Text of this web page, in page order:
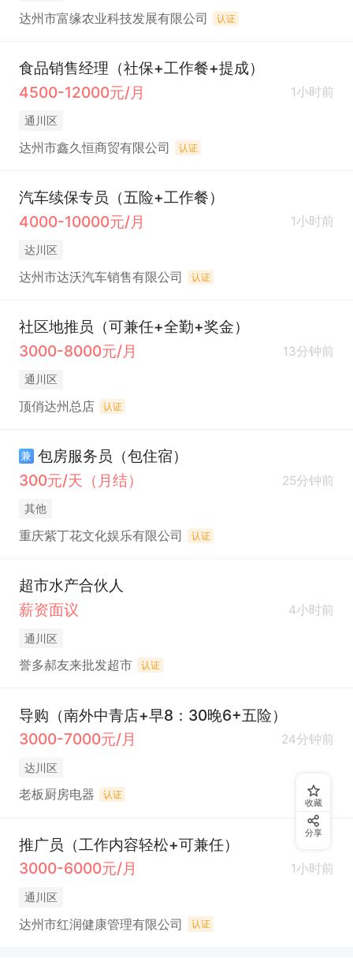
达州市富缘农业科技发展有限公司 认证
食品销售经理（社保+工作餐+提成）
4500-12000元/月
1小时前
通川区
达州市鑫久恒商贸有限公司 认证
汽车续保专员（五险+工作餐）
4000-10000元/月
1小时前
达川区
达州市达沃汽车销售有限公司 认证
社区地推员（可兼任+全勤+奖金）
3000-8000元/月
13分钟前
通川区
顶俏达州总店 认证
兼 包房服务员（包住宿）
300元/天（月结）
25分钟前
其他
重庆紫丁花文化娱乐有限公司 认证
超市水产合伙人
薪资面议
4小时前
通川区
誉多郝友来批发超市 认证
导购（南外中青店+早8：30晚6+五险）
3000-7000元/月
24分钟前
达川区
老板厨房电器 认证
推广员（工作内容轻松+可兼任）
3000-6000元/月
1小时前
通川区
达州市红润健康管理有限公司 认证
收藏
分享